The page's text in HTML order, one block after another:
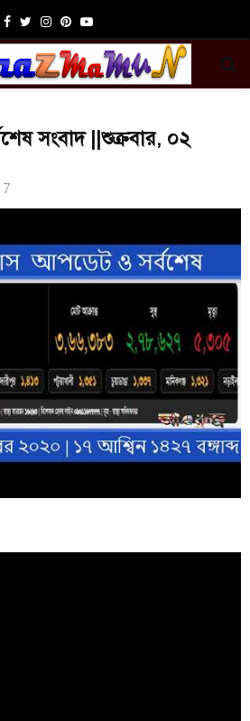
Facebook
TwitterInstagram
Pinterest
Youtube
সংবাদ ||শুক্রবার, ০২